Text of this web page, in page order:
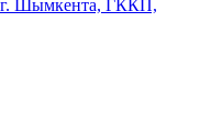
г. Шымкента, ГККП,